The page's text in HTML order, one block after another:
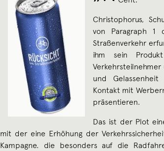
Christophorus,
von Paragraph 1
Straßenverkehr
ihm sein
und
Kontakt mit
präsentieren.
Das ist der Plot
mit der eine Erhöhung der
Kampagne. die besonders auf die